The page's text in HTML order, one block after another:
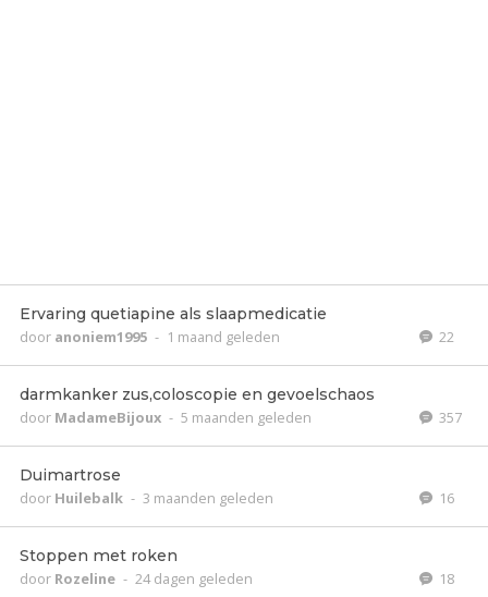
Ervaring quetiapine als slaapmedicatie
door anoniem1995 - 1 maand geleden 22
darmkanker zus,coloscopie en gevoelschaos
door MadameBijoux - 5 maanden geleden 357
Duimartrose
door Huilebalk - 3 maanden geleden 16
Stoppen met roken
door Rozeline - 24 dagen geleden 18